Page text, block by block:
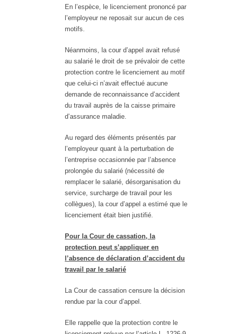
En l’espèce, le licenciement prononcé par
l’employeur ne reposait sur aucun de ces
motifs.
Néanmoins, la cour d’appel avait refusé
au salarié le droit de se prévaloir de cette
protection contre le licenciement au motif
que celui-ci n’avait effectué aucune
demande de reconnaissance d’accident
du travail auprès de la caisse primaire
d’assurance maladie.
Au regard des éléments présentés par
l’employeur quant à la perturbation de
l’entreprise occasionnée par l’absence
prolongée du salarié (nécessité de
remplacer le salarié, désorganisation du
service, surcharge de travail pour les
collègues), la cour d’appel a estimé que le
licenciement était bien justifié.
Pour la Cour de cassation, la
protection peut s’appliquer en
l’absence de déclaration d’accident du
travail par le salarié
La Cour de cassation censure la décision
rendue par la cour d’appel.
Elle rappelle que la protection contre le